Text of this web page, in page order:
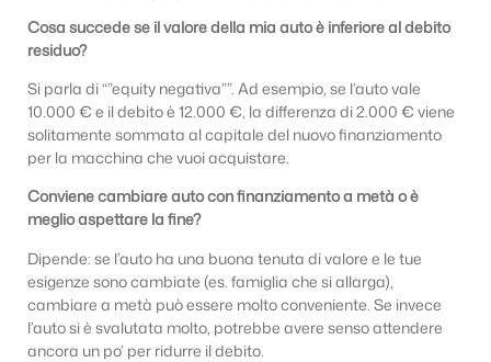
Cosa succede se il valore della mia auto è inferiore al debito
residuo?
Si parla di “”equity negativa””. Ad esempio, se l’auto vale
10.000 € e il debito è 12.000 €, la differenza di 2.000 € viene
solitamente sommata al capitale del nuovo finanziamento
per la macchina che vuoi acquistare.
Conviene cambiare auto con finanziamento a metà o è
meglio aspettare la fine?
Dipende: se l’auto ha una buona tenuta di valore e le tue
esigenze sono cambiate (es. famiglia che si allarga),
cambiare a metà può essere molto conveniente. Se invece
l’auto si è svalutata molto, potrebbe avere senso attendere
ancora un po’ per ridurre il debito.